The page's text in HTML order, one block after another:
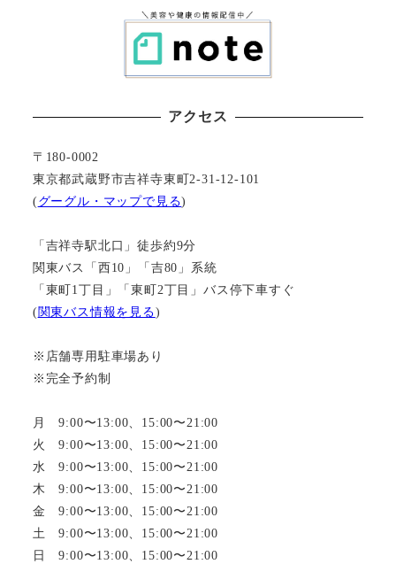
アクセス
〒180-0002
東京都武蔵野市吉祥寺東町2-31-12-101
(グーグル・マップで見る)
「吉祥寺駅北口」徒歩約9分
関東バス「西10」「吉80」系統
「東町1丁目」「東町2丁目」バス停下車すぐ
(関東バス情報を見る)
※店舗専用駐車場あり
※完全予約制
月 9:00〜13:00、15:00〜21:00
火 9:00〜13:00、15:00〜21:00
水 9:00〜13:00、15:00〜21:00
木 9:00〜13:00、15:00〜21:00
金 9:00〜13:00、15:00〜21:00
土 9:00〜13:00、15:00〜21:00
日 9:00〜13:00、15:00〜21:00